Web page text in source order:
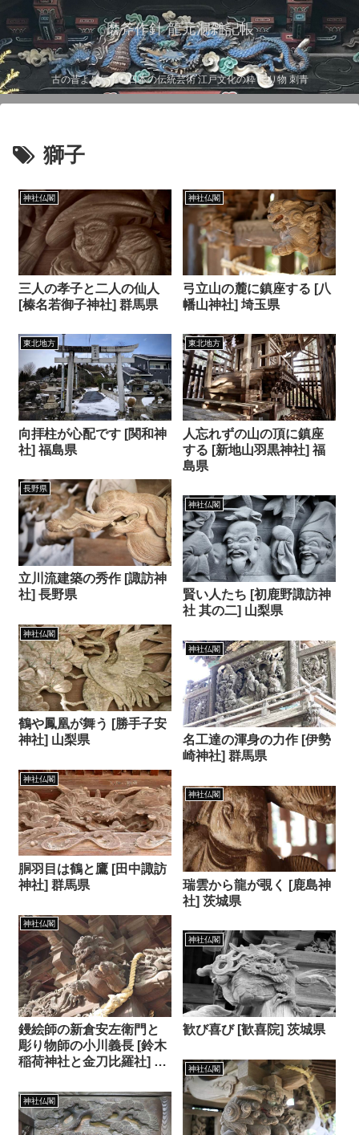
磨斧作針 龍元洞雑記帳
古の昔より伝わる日本の伝統芸術 江戸文化の粋 彫り物 刺青
獅子
神社仏閣
三人の孝子と二人の仙人
[榛名若御子神社] 群馬県
神社仏閣
弓立山の麓に鎮座する [八
幡山神社] 埼玉県
東北地方
向拝柱が心配です [関和神
社] 福島県
東北地方
人忘れずの山の頂に鎮座
する [新地山羽黒神社] 福
島県
長野県
立川流建築の秀作 [諏訪神
社] 長野県
神社仏閣
賢い人たち [初鹿野諏訪神
社 其の二] 山梨県
神社仏閣
鶴や鳳凰が舞う [勝手子安
神社] 山梨県
神社仏閣
名工達の渾身の力作 [伊勢
崎神社] 群馬県
神社仏閣
胴羽目は鶴と鷹 [田中諏訪
神社] 群馬県
神社仏閣
瑞雲から龍が覗く [鹿島神
社] 茨城県
神社仏閣
鏝絵師の新倉安左衛門と
彫り物師の小川義長 [鈴木
稲荷神社と金刀比羅社] 東
神社仏閣
歓び喜び [歓喜院] 茨城県
神社仏閣
神社仏閣